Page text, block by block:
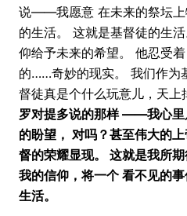
说——我愿意 在未来的祭坛上
的生活。 这就是基督徒的生
仰给予未来的希望。 他忍受
的……奇妙的现实。 我们作
督徒真是个什么玩意儿，天上
罗对提多说的那样 ——我心里
的盼望， 对吗？甚至伟大的
督的荣耀显现。 这就是我所
我的信仰，将一个 看不见的
生活。